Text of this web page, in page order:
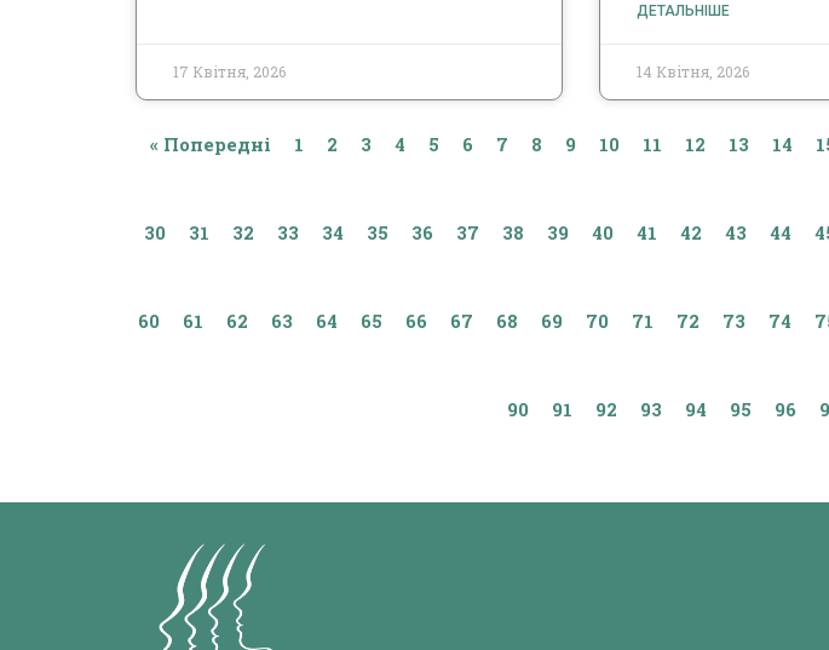
17 Квітня, 2026
ДЕТАЛЬНІШЕ
14 Квітня, 2026
« Попередні 1 2 3 4 5 6 7 8 9 10 11 12 13 14
30 31 32 33 34 35 36 37 38 39 40 41 42 43 44
60 61 62 63 64 65 66 67 68 69 70 71 72 73 74
90 91 92 93 94 95 96